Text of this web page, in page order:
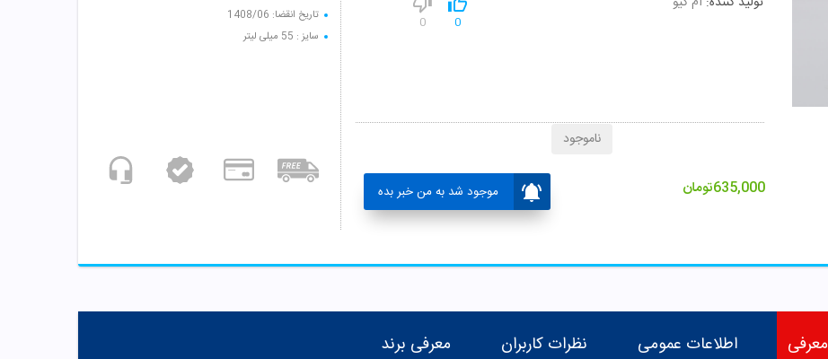
تاریخ انقضا: 1408/06
سایز : 55 میلی لیتر
0
0
635,000تومان موجود شد به من خبر بده
ناموجود
معرفی اطلاعات عمومی نظرات کاربران معرفی برند